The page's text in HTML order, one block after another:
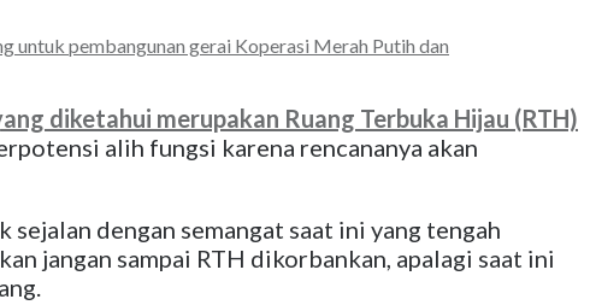
pembangunan gerai Koperasi Merah Putih dan
diketahui merupakan Ruang Terbuka Hijau (RTH)
alih fungsi karena rencananya akan
dengan semangat saat ini yang tengah
jangan sampai RTH dikorbankan, apalagi saat ini